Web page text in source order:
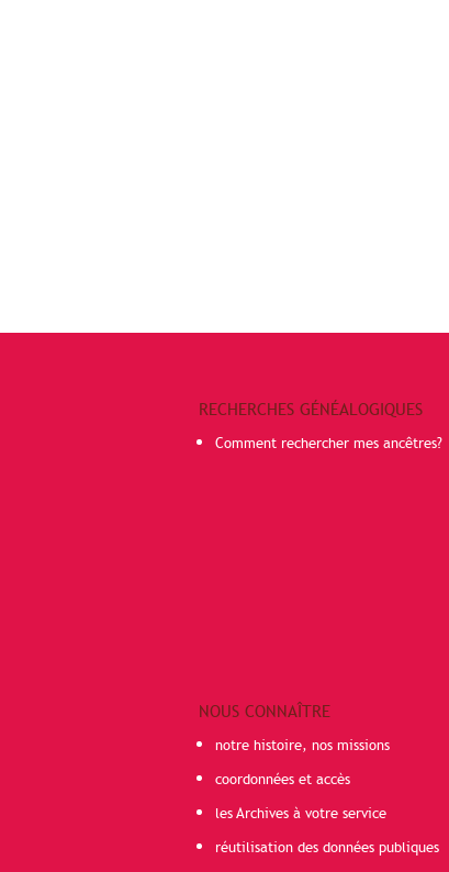
RECHERCHES GÉNÉALOGIQUES
Comment rechercher mes ancêtres?
NOUS CONNAÎTRE
notre histoire, nos missions
coordonnées et accès
les Archives à votre service
réutilisation des données publiques